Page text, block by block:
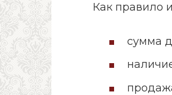
Как правило
сумма